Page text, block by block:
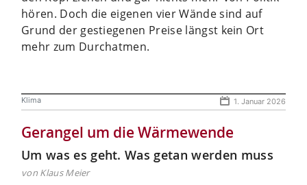
hören. Doch die eigenen vier Wände sind auf
Grund der gestiegenen Preise längst kein Ort
mehr zum Durchatmen.
Klima 1. Januar 2026
Gerangel um die Wärmewende
Um was es geht. Was getan werden muss
von Klaus Meier